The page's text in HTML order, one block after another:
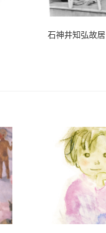
石神井知弘故居